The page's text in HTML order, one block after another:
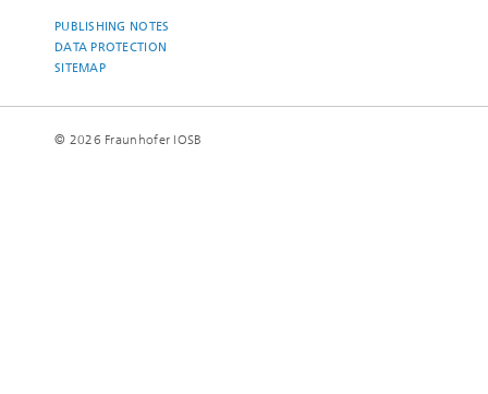
PUBLISHING NOTES
DATA PROTECTION
SITEMAP
© 2026 Fraunhofer IOSB